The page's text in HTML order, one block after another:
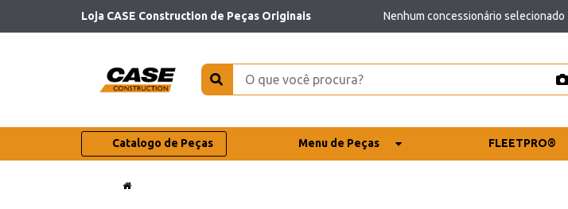
Loja CASE Construction de Peças Originais Nenhum concessionário selecionado
Catalogo de Peças Menu de Peças FLEETPRO®